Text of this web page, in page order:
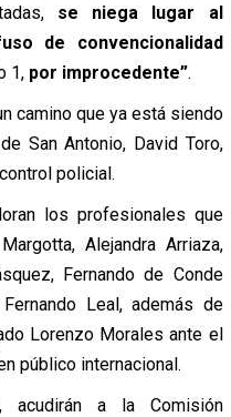
se niega lugar al
de convencionalidad
1, por improcedente”.
camino que ya está siendo
San Antonio, David Toro,
policial.
los profesionales que
Alejandra Arriaza,
Fernando de Conde
Leal, además de
Lorenzo Morales ante el
público internacional.
acudirán a la Comisión